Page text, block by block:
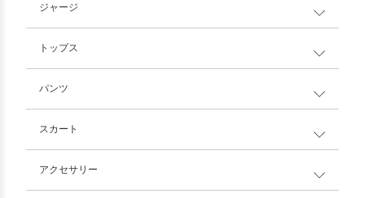
ジャージ
トップス
パンツ
スカート
アクセサリー